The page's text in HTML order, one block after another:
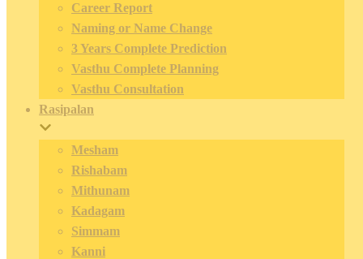
Career Report
Naming or Name Change
3 Years Complete Prediction
Vasthu Complete Planning
Vasthu Consultation
Rasipalan
Mesham
Rishabam
Mithunam
Kadagam
Simmam
Kanni